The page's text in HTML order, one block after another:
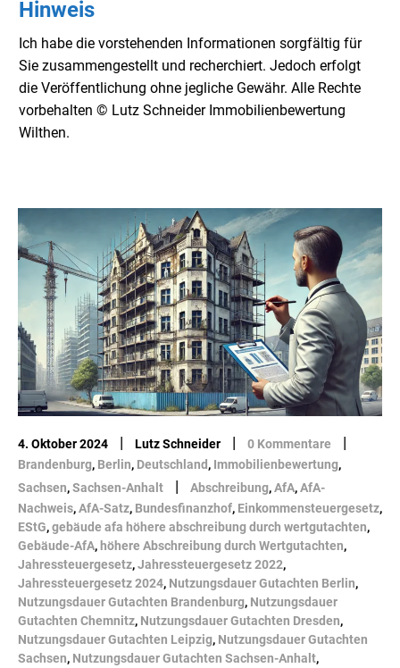
Hinweis
Ich habe die vorstehenden Informationen sorgfältig für
Sie zusammengestellt und recherchiert. Jedoch erfolgt
die Veröffentlichung ohne jegliche Gewähr. Alle Rechte
vorbehalten © Lutz Schneider Immobilienbewertung
Wilthen.
4. Oktober 2024 | Lutz Schneider | 0 Kommentare |
Brandenburg, Berlin, Deutschland , Immobilienbewertung,
Sachsen,Sachsen-Anhalt | Abschreibung,AfA,AfA-
Nachweis,AfA-Satz, Bundesfinanzhof, Einkommensteuergesetz,
EStG,gebäude afa höhere abschreibung durch wertgutachten,
Gebäude-AfA, höhere Abschreibung durch Wertgutachten,
Jahressteuergesetz,Jahressteuergesetz 2022,
Jahressteuergesetz 2024, Nutzungsdauer Gutachten Berlin,
Nutzungsdauer Gutachten Brandenburg, Nutzungsdauer
Gutachten Chemnitz, Nutzungsdauer Gutachten Dresden,
Nutzungsdauer Gutachten Leipzig, Nutzungsdauer Gutachten
Sachsen, Nutzungsdauer Gutachten Sachsen-Anhalt,